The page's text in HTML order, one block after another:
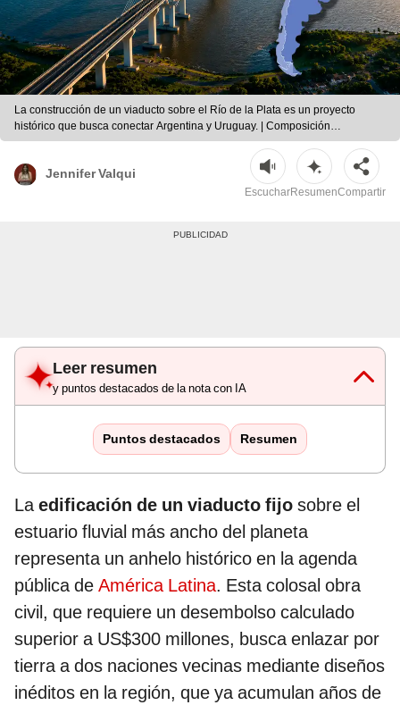
La construcción de un viaducto sobre el Río de la Plata es un proyecto
histórico que busca conectar Argentina y Uruguay. | Composición
LR/ChatGPT/Freepik/AFP
Jennifer Valqui
EscucharResumenCompartir
Leer resumen
y puntos destacados de la nota con IA
Puntos destacados Resumen
Laedificación de un viaducto fijo sobre el
estuario fluvial más ancho del planeta
representa un anhelo histórico en la agenda
pública de América Latina. Esta colosal obra
civil, que requiere un desembolso calculado
superior a US$300 millones, busca enlazar por
tierra a dos naciones vecinas mediante diseños
inéditos en la región, que ya acumulan años de